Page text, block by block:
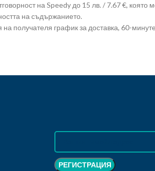
на Speedy до 15 лв. / 7.67 €, която
на съдържанието.
на получателя график за доставка, 60-